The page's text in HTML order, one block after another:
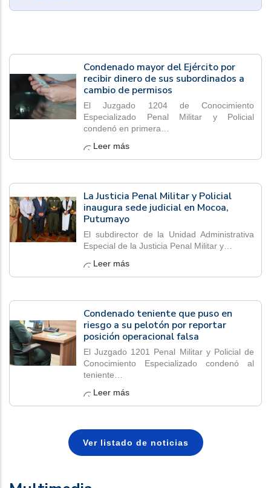
Condenado mayor del Ejército por
recibir dinero de sus subordinados a
cambio de permisos
El Juzgado 1204 de Conocimiento
Especializado Penal Militar y Policial
condenó en primera…
Leer más
La Justicia Penal Militar y Policial
inaugura sede judicial en Mocoa,
Putumayo
El subdirector de la Unidad Administrativa
Especial de la Justicia Penal Militar y…
Leer más
Condenado teniente que puso en
riesgo a su pelotón por reportar
posición operacional falsa
El Juzgado 1201 Penal Militar y Policial de
Conocimiento Especializado condenó al
teniente…
Leer más
Ver listado de noticias